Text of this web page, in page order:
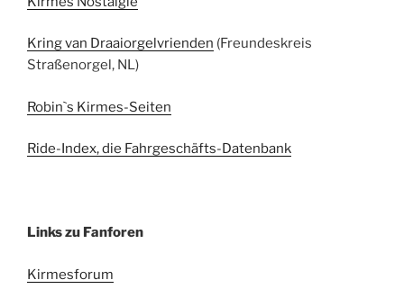
Kring van Draaiorgelvrienden (Freundeskreis
Straßenorgel, NL)
Robin`s Kirmes-Seiten
Ride-Index, die Fahrgeschäfts-Datenbank
Links zu Fanforen
Kirmesforum